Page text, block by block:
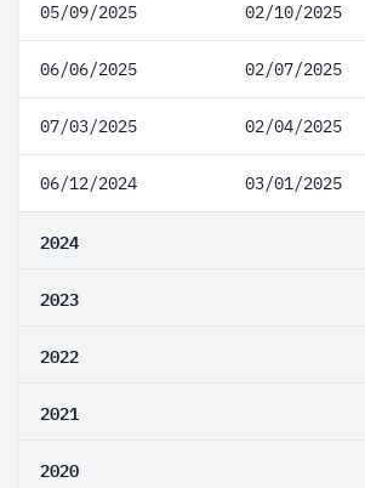
05/09/2025 02/10/2025
06/06/2025 02/07/2025
07/03/2025 02/04/2025
06/12/2024 03/01/2025
2024
2023
2022
2021
2020